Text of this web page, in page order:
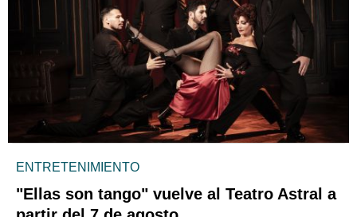
ENTRETENIMIENTO
"Ellas son tango" vuelve al Teatro Astral a